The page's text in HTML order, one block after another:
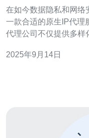
在如今数据隐私和网络
一款合适的原生IP代理
代理公司不仅提供多样
并进行比较，帮助您找到最
2025年9月14日